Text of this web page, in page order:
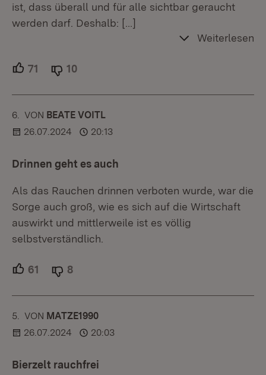
ist, dass überall und für alle sichtbar geraucht
werden darf. Deshalb: […]
Weiterlesen
71 Unterstützer.
10
6. KOMMENTAR
VON :BEATE VOITL
26.07.2024
20:13
Drinnen geht es auch
Als das Rauchen drinnen verboten wurde, war die
Sorge auch groß, wie es sich auf die Wirtschaft
auswirkt und mittlerweile ist es völlig
selbstverständlich.
61 Unterstützer.
8
5. KOMMENTAR
VON :MATZE1990
26.07.2024
20:03
Bierzelt rauchfrei